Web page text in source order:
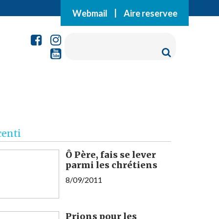
Webmail Aire reservee
Ô Père, fais se lever
parmi les chrétiens
8/09/2011
Prions pour les